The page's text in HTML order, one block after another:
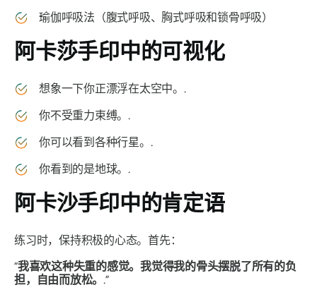
瑜伽呼吸法（腹式呼吸、胸式呼吸和锁骨呼吸）
阿卡莎手印中的可视化
想象一下你正漂浮在太空中。.
你不受重力束缚。.
你可以看到各种行星。.
你看到的是地球。.
阿卡沙手印中的肯定语
练习时，保持积极的心态。首先：
“我喜欢这种失重的感觉。我觉得我的骨头摆脱了所有的负
担，自由而放松。.”